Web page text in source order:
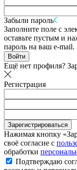
Забыли пароль
Заполните поле с
оставьте пустым и
пароль на ваш e-mail.
Войти
Ещё нет профиля?
Регистрация
Зарегистрироваться
Нажимая кнопку
своё согласие с
обработки
Подтверждаю